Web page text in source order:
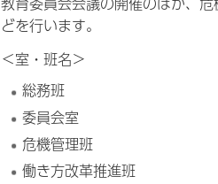
どを行います。
＜室・班名＞
総務班
委員会室
危機管理班
働き方改革推進班